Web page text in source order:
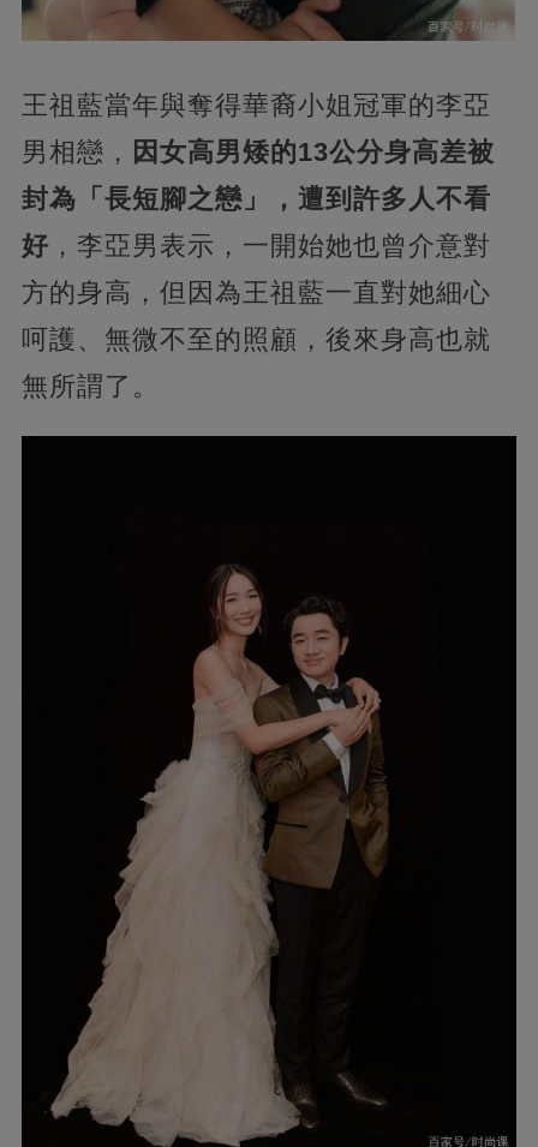
王祖藍當年與奪得華裔小姐冠軍的李亞
男相戀， 因女高男矮的13公分身高差被
封為「長短腳之戀」，遭到許多人不看
好 ，李亞男表示，一開始她也曾介意對
方的身高，但因為王祖藍一直對她細心
呵護、無微不至的照顧，後來身高也就
無所謂了。